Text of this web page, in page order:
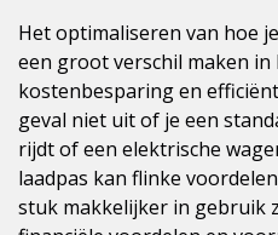
Het optimaliseren van hoe
een groot verschil maken in
kostenbesparing en
geval niet uit of je een
rijdt of een elektrische
laadpas kan flinke
stuk makkelijker in gebruik